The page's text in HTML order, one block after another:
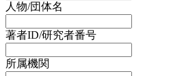
人物/団体名
著者ID/研究者番号
所属機関